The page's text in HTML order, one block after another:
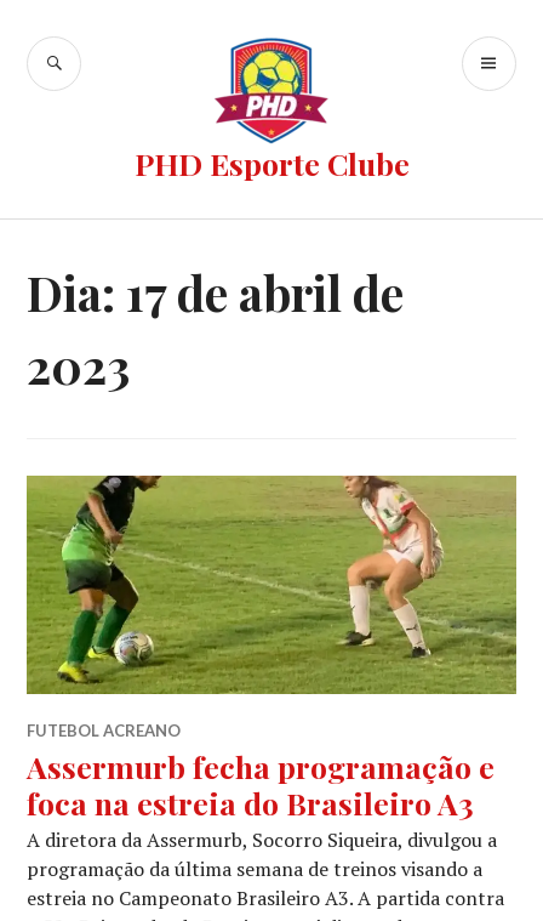
PHD Esporte Clube
Dia: 17 de abril de
2023
FUTEBOL ACREANO
Assermurb fecha programação e
foca na estreia do Brasileiro A3
A diretora da Assermurb, Socorro Siqueira, divulgou a
programação da última semana de treinos visando a
estreia no Campeonato Brasileiro A3. A partida contra